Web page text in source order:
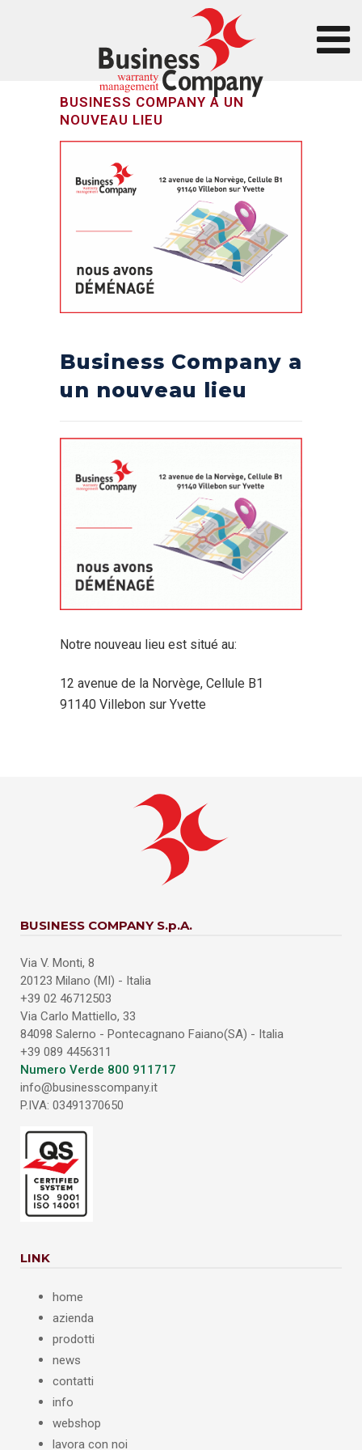
BUSINESS COMPANY A UN
NOUVEAU LIEU
Business Company a
un nouveau lieu
Notre nouveau lieu est situé au:
12 avenue de la Norvège, Cellule B1
91140 Villebon sur Yvette
BUSINESS COMPANY S.p.A.
Via V. Monti, 8
20123 Milano (MI) - Italia
+39 02 46712503
Via Carlo Mattiello, 33
84098 Salerno - Pontecagnano Faiano(SA) - Italia
+39 089 4456311
Numero Verde 800 911717
info@businesscompany.it
P.IVA: 03491370650
LINK
home
azienda
prodotti
news
contatti
info
webshop
lavora con noi